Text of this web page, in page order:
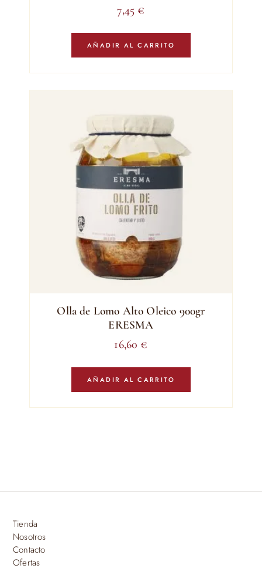
7,45 €
AÑADIR AL CARRITO
Olla de Lomo Alto Oleico 900gr
ERESMA
16,60 €
AÑADIR AL CARRITO
Tienda
Nosotros
Contacto
Ofertas